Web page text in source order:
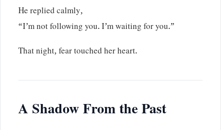
He replied calmly,
“I’m not following you. I’m waiting for you.”
That night, fear touched her heart.
A Shadow From the Past